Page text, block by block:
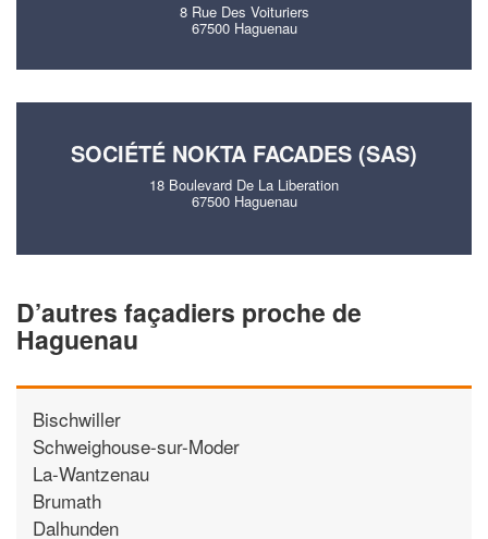
8 Rue Des Voituriers
67500 Haguenau
SOCIÉTÉ NOKTA FACADES (SAS)
18 Boulevard De La Liberation
67500 Haguenau
D’autres façadiers proche de
Haguenau
Bischwiller
Schweighouse-sur-Moder
La-Wantzenau
Brumath
Dalhunden